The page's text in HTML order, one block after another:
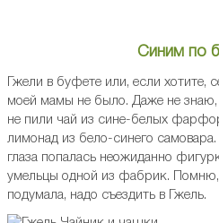
Синим по
Гжели в буфете или, если хотите,
моей мамы не было. Даже не знаю,
не пили чай из сине-белых
лимонад из бело-синего
глаза попалась неожиданно
умельцы одной из фабрик. Помню,
подумала, надо съездить в Гжель.